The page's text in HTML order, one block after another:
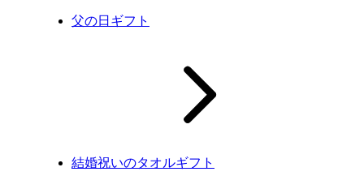
父の日ギフト
結婚祝いのタオルギフト